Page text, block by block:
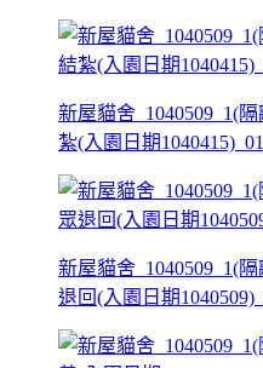
新屋貓舍_1040509_1(
紮(入園日期
新屋貓舍_1040509_1(
退回(入園日期